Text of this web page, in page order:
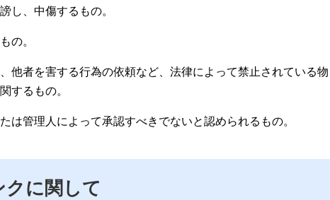
し、中傷するもの。
の。
他者を害する行為の依頼など、法律によって禁止されている物
するもの。
は管理人によって承認すべきでないと認められるもの。
に関して